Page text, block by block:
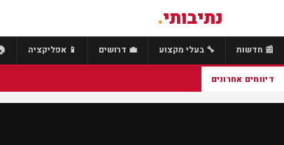
נתיבותי.
📰 חדשות 🔧 בעלי מקצוע 💼 דרושים 📱 אפליקציה
דיווחים אחרונים